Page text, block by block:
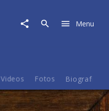
Menu
Videos Fotos Biografie